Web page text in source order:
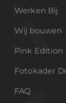
Werken Bij
Wij bouwen
Pink Edition
Fotokader
FAQ